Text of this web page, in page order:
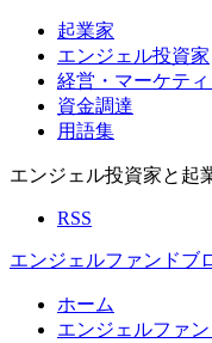
起業家
エンジェル投資家
経営・マーケテ
資金調達
用語集
エンジェル投資家と起
RSS
エンジェルファンドブ
ホーム
エンジェルファ